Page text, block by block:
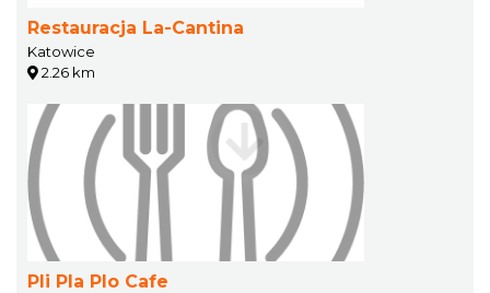
Restauracja La-Cantina
Katowice
2.26 km
Pli Pla Plo Cafe